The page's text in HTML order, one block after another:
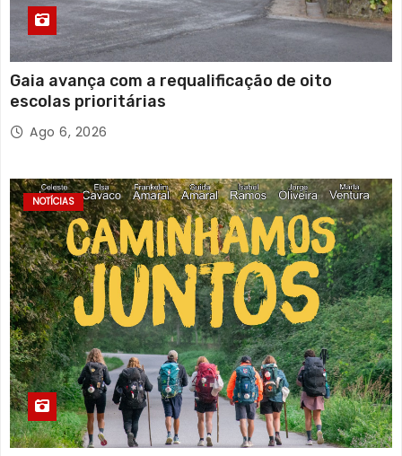
Gaia avança com a requalificação de oito
escolas prioritárias
Ago 6, 2026
NOTÍCIAS